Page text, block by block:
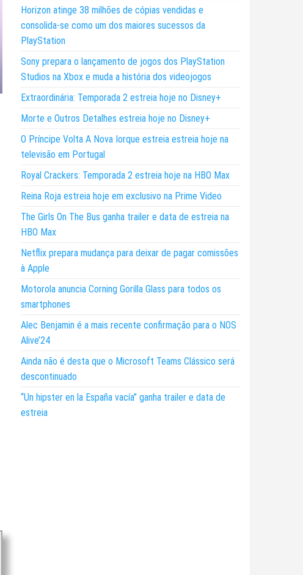
Horizon atinge 38 milhões de cópias vendidas e
consolida-se como um dos maiores sucessos da
PlayStation
Sony prepara o lançamento de jogos dos PlayStation
Studios na Xbox e muda a história dos videojogos
Extraordinária: Temporada 2 estreia hoje no Disney+
Morte e Outros Detalhes estreia hoje no Disney+
O Príncipe Volta A Nova Iorque estreia estreia hoje na
televisão em Portugal
Royal Crackers: Temporada 2 estreia hoje na HBO Max
Reina Roja estreia hoje em exclusivo na Prime Video
The Girls On The Bus ganha trailer e data de estreia na
HBO Max
Netflix prepara mudança para deixar de pagar comissões
à Apple
Motorola anuncia Corning Gorilla Glass para todos os
smartphones
Alec Benjamin é a mais recente confirmação para o NOS
Alive’24
Ainda não é desta que o Microsoft Teams Clássico será
descontinuado
“Un hipster en la España vacía” ganha trailer e data de
estreia